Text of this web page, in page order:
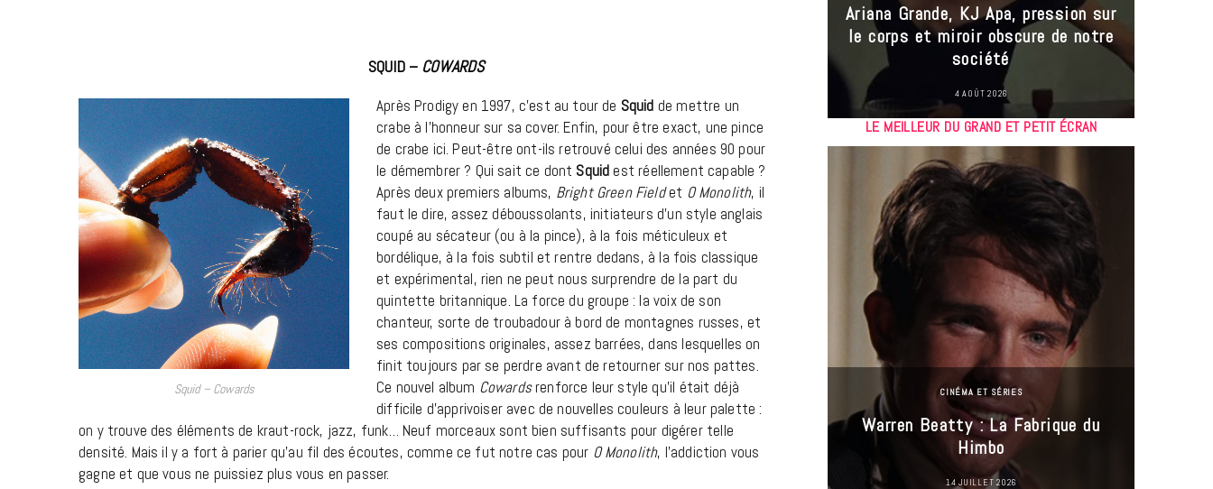
SQUID – COWARDS
Squid – Cowards
Après Prodigy en 1997, c’est au tour de Squid de mettre un
crabe à l’honneur sur sa cover. Enfin, pour être exact, une pince
de crabe ici. Peut-être ont-ils retrouvé celui des années 90 pour
le démembrer ? Qui sait ce dont Squid est réellement capable ?
Après deux premiers albums, Bright Green Fieldet O Monolith, il
faut le dire, assez déboussolants, initiateurs d’un style anglais
coupé au sécateur (ou à la pince), à la fois méticuleux et
bordélique, à la fois subtil et rentre dedans, à la fois classique
et expérimental, rien ne peut nous surprendre de la part du
quintette britannique. La force du groupe : la voix de son
chanteur, sorte de troubadour à bord de montagnes russes, et
ses compositions originales, assez barrées, dans lesquelles on
finit toujours par se perdre avant de retourner sur nos pattes.
Ce nouvel album Cowardsrenforce leur style qu’il était déjà
difficile d’apprivoiser avec de nouvelles couleurs à leur palette :
on y trouve des éléments de kraut-rock, jazz, funk… Neuf morceaux sont bien suffisants pour digérer telle
densité. Mais il y a fort à parier qu’au fil des écoutes, comme ce fut notre cas pour O Monolith, l’addiction vous
gagne et que vous ne puissiez plus vous en passer.
Ariana Grande, KJ Apa, pression sur
le corps et miroir obscure de notre
société
4 AOÛT 2026
LE MEILLEUR DU GRAND ET PETIT ÉCRAN
CINÉMA ET SÉRIES
Disclosure Day : le retour en grâce
de Steven Spielberg
CINÉMA ET SÉRIES
Warren Beatty : La Fabrique du
Himbo
14 JUILLET 2026